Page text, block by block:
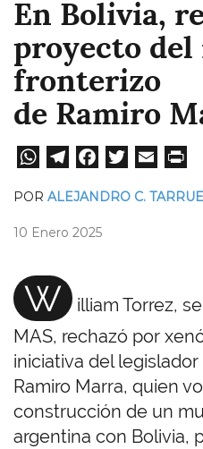
En Bolivia,
proyecto
fronterizo
de Ramiro
W
A
pp
Te
a
Fa
ok
POR ALEJANDRO C.
10 Enero 2025
W
illiam Torrez,
MAS, rechazó por
iniciativa del
Ramiro Marra, quien
construcción de un
argentina con Bolivia,